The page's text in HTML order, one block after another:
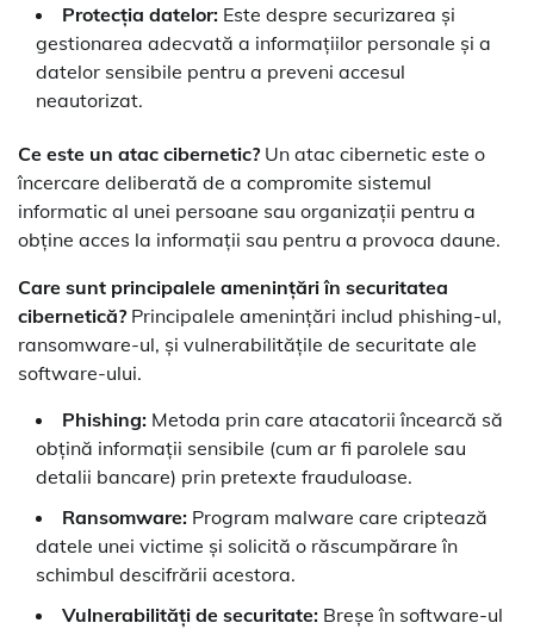
Protecția datelor: Este despre securizarea și
gestionarea adecvată a informațiilor personale și a
datelor sensibile pentru a preveni accesul
neautorizat.
Ce este un atac cibernetic?Un atac cibernetic este o
încercare deliberată de a compromite sistemul
informatic al unei persoane sau organizații pentru a
obține acces la informații sau pentru a provoca daune.
Care sunt principalele amenințări în securitatea
cibernetică?Principalele amenințări includ phishing-ul,
ransomware-ul, și vulnerabilitățile de securitate ale
software-ului.
Phishing: Metoda prin care atacatorii încearcă să
obțină informații sensibile (cum ar fi parolele sau
detalii bancare) prin pretexte frauduloase.
Ransomware: Program malware care criptează
datele unei victime și solicită o răscumpărare în
schimbul descifrării acestora.
Vulnerabilități de securitate: Breșe în software-ul